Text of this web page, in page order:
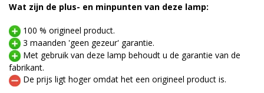
Wat zijn de plus- en minpunten van deze lamp:
100 % origineel product.
3 maanden 'geen gezeur' garantie.
Met gebruik van deze lamp behoudt u de garantie van de
fabrikant.
De prijs ligt hoger omdat het een origineel product is.